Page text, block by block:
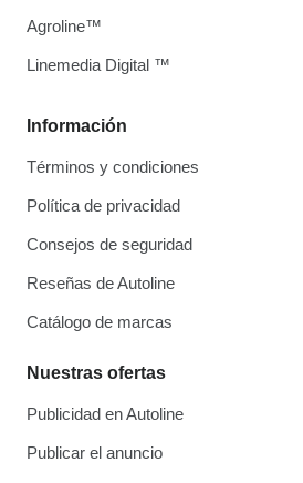
Información
Términos y condiciones
Política de privacidad
Consejos de seguridad
Reseñas de Autoline
Catálogo de marcas
Nuestras ofertas
Publicidad en Autoline
Publicar el anuncio
Agroline™
Linemedia Digital ™